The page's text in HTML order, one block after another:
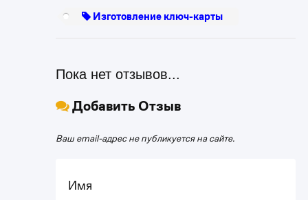
Изготовление ключ-карты
Пока нет отзывов...
Добавить Отзыв
Ваш email-адрес не публикуется на сайте.
Имя